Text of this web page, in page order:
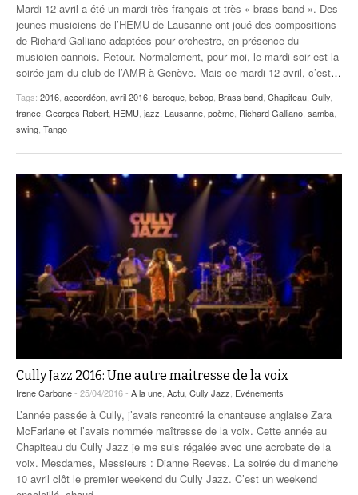
Mardi 12 avril a été un mardi très français et très « brass band ». Des
jeunes musiciens de l’HEMU de Lausanne ont joué des compositions
de Richard Galliano adaptées pour orchestre, en présence du
musicien cannois. Retour. Normalement, pour moi, le mardi soir est la
soirée jam du club de l’AMR à Genève. Mais ce mardi 12 avril, c’est…
Tags: 2016, accordéon, avril 2016, baroque, bebop, Brass band, Chapiteau, Cully,
france, Georges Robert, HEMU, jazz, Lausanne, poème, Richard Galliano, samba,
swing, Tango
Cully Jazz 2016: Une autre maitresse de la voix
Irene Carbone- 25/04/2016 - A la une Actu Cully Jazz Evénements
L’année passée à Cully, j’avais rencontré la chanteuse anglaise Zara
McFarlane et l’avais nommée maîtresse de la voix. Cette année au
Chapiteau du Cully Jazz je me suis régalée avec une acrobate de la
voix. Mesdames, Messieurs : Dianne Reeves. La soirée du dimanche
10 avril clôt le premier weekend du Cully Jazz. C’est un weekend